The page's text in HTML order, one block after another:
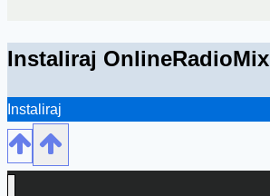
Instaliraj OnlineRadioMix
Instaliraj